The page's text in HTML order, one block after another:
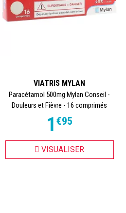
VIATRIS MYLAN
Paracétamol 500mg Mylan Conseil -
Douleurs et Fièvre - 16 comprimés
1 €95
VISUALISER